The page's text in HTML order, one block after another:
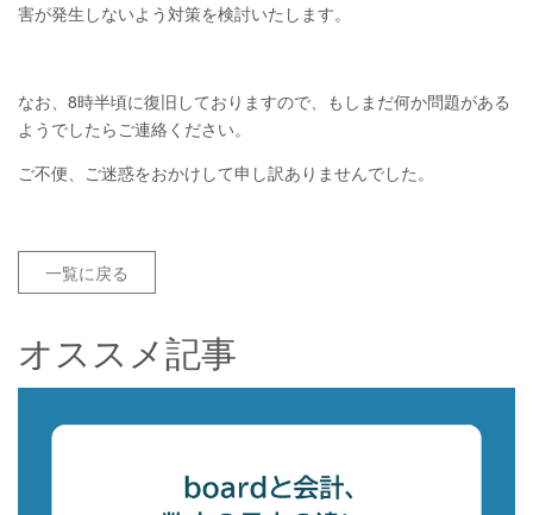
害が発生しないよう対策を検討いたします。
なお、8時半頃に復旧しておりますので、もしまだ何か問題がある
ようでしたらご連絡ください。
ご不便、ご迷惑をおかけして申し訳ありませんでした。
一覧に戻る
オススメ記事